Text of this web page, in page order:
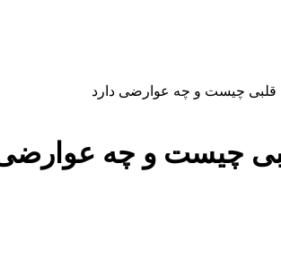
قلبی چیست و چه عوارضی دارد
چیست و چه